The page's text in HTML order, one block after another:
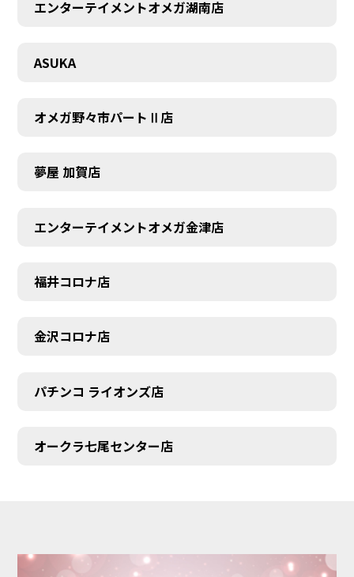
エンターテイメントオメガ湖南店
ASUKA
オメガ野々市パートⅡ店
夢屋 加賀店
エンターテイメントオメガ金津店
福井コロナ店
金沢コロナ店
パチンコ ライオンズ店
オークラ七尾センター店